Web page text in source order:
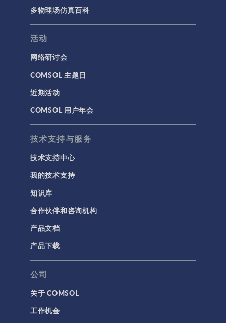
仿真 App
基于方程建模
安装与许可证管理
建模工具和定义
材料
物理场接口
用户界面
研究与求解器
简介
结果与可视化
网格
集群计算和云计算
3D 打印
AC/DC 模块
多物理场仿真百科
活动
网络研讨会
COMSOL 主题日
近期活动
COMSOL 用户年会
技术支持与服务
技术支持中心
我的技术支持
知识库
合作伙伴和咨询机构
产品文档
产品下载
公司
关于 COMSOL
工作机会